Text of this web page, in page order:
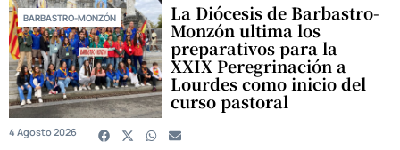
BARBASTRO-MONZÓN La Diócesis de Barbastro-
Monzón ultima los
preparativos para la
XXIX Peregrinación a
Lourdes como inicio del
curso pastoral
4 Agosto 2026